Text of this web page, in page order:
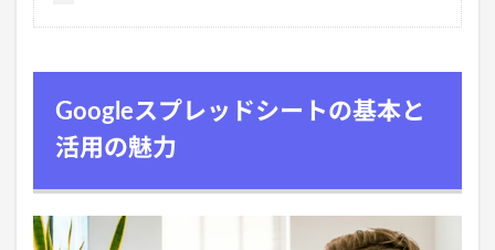
Googleスプレッドシートの基本と
活用の魅力